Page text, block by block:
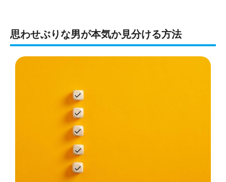
思わせぶりな男が本気か見分ける方法